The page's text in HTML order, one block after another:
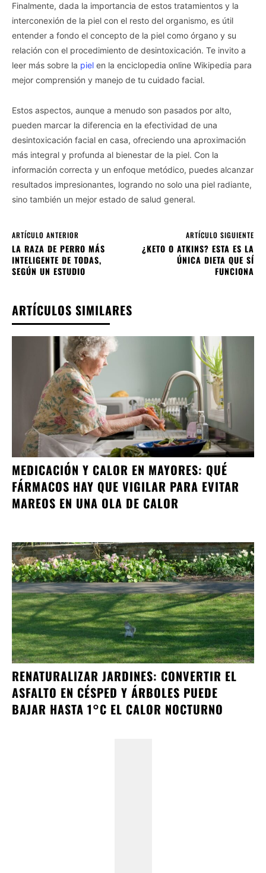
Finalmente, dada la importancia de estos tratamientos y la
interconexión de la piel con el resto del organismo, es útil
entender a fondo el concepto de la piel como órgano y su
relación con el procedimiento de desintoxicación. Te invito a
leer más sobre la piel en la enciclopedia online Wikipedia para
mejor comprensión y manejo de tu cuidado facial.
Estos aspectos, aunque a menudo son pasados por alto,
pueden marcar la diferencia en la efectividad de una
desintoxicación facial en casa, ofreciendo una aproximación
más integral y profunda al bienestar de la piel. Con la
información correcta y un enfoque metódico, puedes alcanzar
resultados impresionantes, logrando no solo una piel radiante,
sino también un mejor estado de salud general.
ARTÍCULO ANTERIOR
LA RAZA DE PERRO MÁS
INTELIGENTE DE TODAS,
SEGÚN UN ESTUDIO
ARTÍCULO SIGUIENTE
¿KETO O ATKINS? ESTA ES LA
ÚNICA DIETA QUE SÍ
FUNCIONA
ARTÍCULOS SIMILARES
MEDICACIÓN Y CALOR EN MAYORES: QUÉ
FÁRMACOS HAY QUE VIGILAR PARA EVITAR
MAREOS EN UNA OLA DE CALOR
RENATURALIZAR JARDINES: CONVERTIR EL
ASFALTO EN CÉSPED Y ÁRBOLES PUEDE
BAJAR HASTA 1°C EL CALOR NOCTURNO